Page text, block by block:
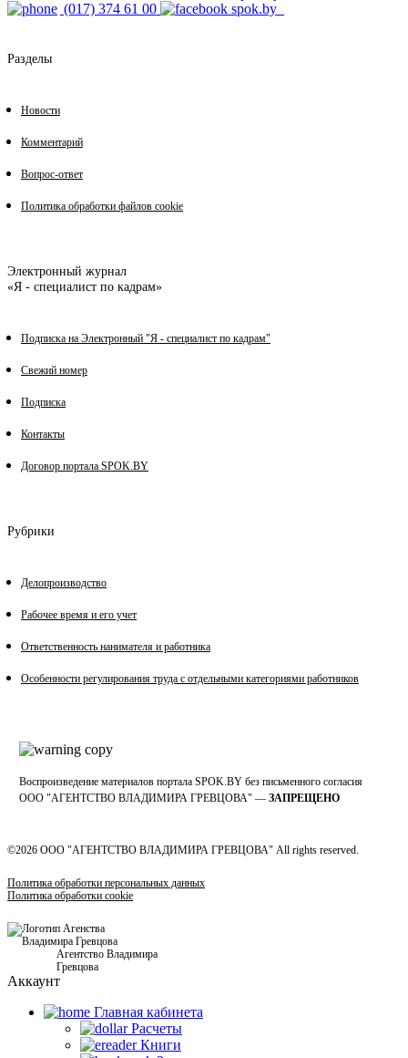
(017) 374 61 00
Разделы
Новости
Комментарий
Вопрос-ответ
Политика обработки файлов cookie
Электронный журнал
«Я - специалист по кадрам»
Подписка на Электронный "Я - специалист по кадрам"
Свежий номер
Подписка
Контакты
Договор портала SPOK.BY
Рубрики
Делопроизводство
Рабочее время и его учет
Ответственность нанимателя и работника
Особенности регулирования труда с отдельными категориями работников
Воспроизведение материалов портала SPOK.BY без письменного согласия
OOO "АГЕНТСТВО ВЛАДИМИРА ГРЕВЦОВА" — ЗАПРЕЩЕНО
©2026 ООО "АГЕНТСТВО ВЛАДИМИРА ГРЕВЦОВА" All rights reserved.
Политика обработки персональных данных
Политика обработки cookie
Агентство Владимира
Гревцова
Аккаунт
Главная кабинетa
Расчеты
Книги